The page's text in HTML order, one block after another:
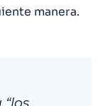
manera.